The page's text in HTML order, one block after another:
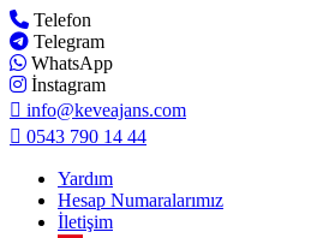
Telefon
Telegram
WhatsApp
İnstagram
info@keveajans.com
0543 790 14 44
Yardım
Hesap Numaralarımız
İletişim